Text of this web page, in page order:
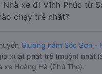
Nhà xe đi Vĩnh Phúc từ
chạy trễ nhất?
Giường nằm Sóc Sơn -
xuất phát trễ (muộn) nhất
xe Hoàng Hà (Phú Thọ).